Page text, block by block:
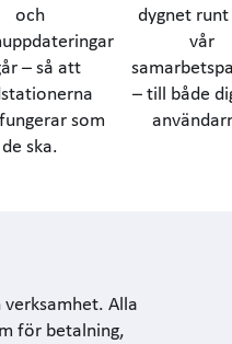
och
– så att
som
de ska.
dygnet
vår
– till både
verksamhet. Alla
för betalning,